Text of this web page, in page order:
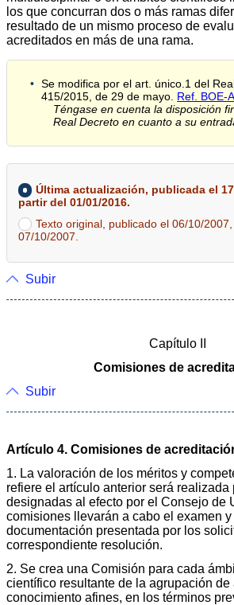
los que concurran dos o más ramas
resultado de un mismo proceso de
acreditados en más de una rama.
Se modifica por el art. único.1 del
415/2015, de 29 de mayo. Ref. BOE-
Téngase en cuenta la disposición
Real Decreto en cuanto a su
Última actualización, publicada el
partir del 01/01/2016.
Texto original, publicado el 06/10/
07/10/2007.
Subir
Capítulo II
Comisiones de
Subir
Artículo 4. Comisiones de
1. La valoración de los méritos y
refiere el artículo anterior será realizada
designadas al efecto por el Consejo de
comisiones llevarán a cabo el examen
documentación presentada por los
correspondiente resolución.
2. Se crea una Comisión para cada
científico resultante de la agrupación de
conocimiento afines, en los términos